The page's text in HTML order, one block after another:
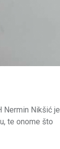
Nermin Nikšić je
te onome što